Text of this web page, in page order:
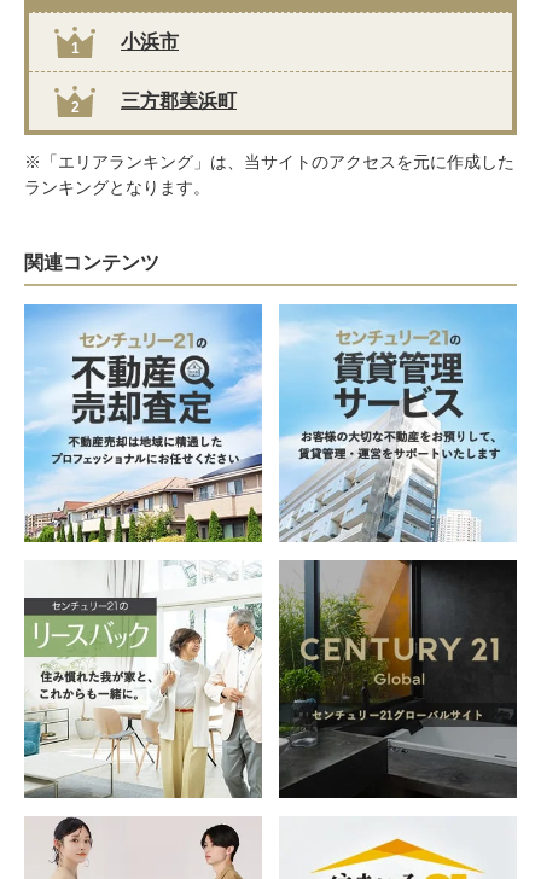
1 小浜市
2 三方郡美浜町
※「エリアランキング」は、当サイトのアクセスを元に作成した
ランキングとなります。
関連コンテンツ